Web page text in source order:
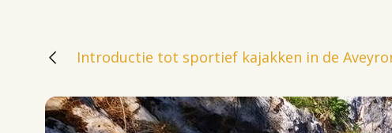
Introductie tot sportief kajakken in de